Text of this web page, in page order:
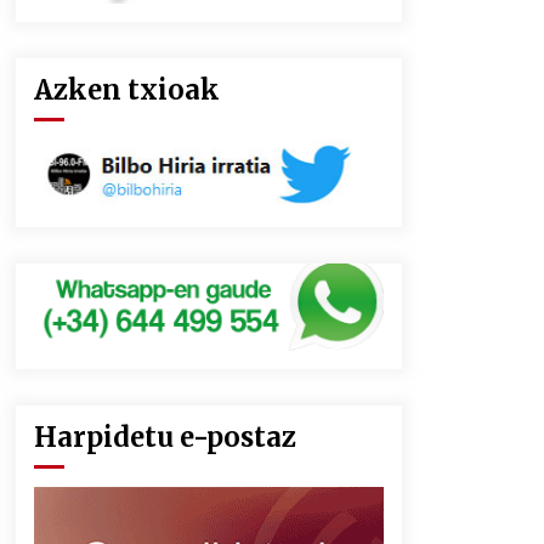
Azken txioak
Harpidetu e-postaz